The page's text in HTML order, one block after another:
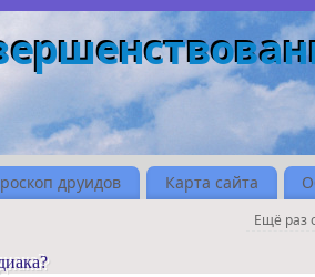
друидов Карта сайта
Ещё раз